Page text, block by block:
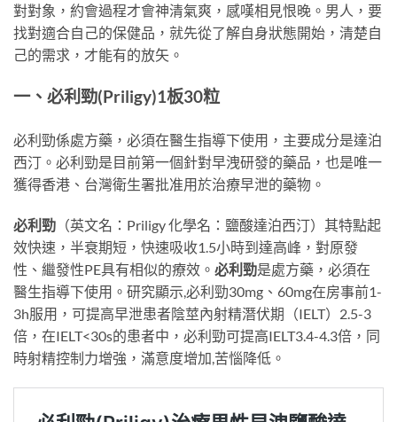
對對象，約會過程才會神清氣爽，感嘆相見恨晚。男人，要
找對適合自己的保健品，就先從了解自身狀態開始，清楚自
己的需求，才能有的放矢。
一、必利勁(Priligy)1板30粒
必利勁係處方藥，必須在醫生指導下使用，主要成分是達泊
西汀。必利勁是目前第一個針對早洩研發的藥品，也是唯一
獲得香港、台灣衛生署批准用於治療早泄的藥物。
必利勁 （英文名：Priligy 化學名：鹽酸達泊西汀）其特點起
效快速，半衰期短，快速吸收1.5小時到達高峰，對原發
性、繼發性PE具有相似的療效。 必利勁是處方藥，必須在
醫生指導下使用。研究顯示,必利勁30mg、60mg在房事前1-
3h服用，可提高早泄患者陰莖內射精潛伏期（IELT）2.5-3
倍，在IELT<30s的患者中，必利勁可提高IELT3.4-4.3倍，同
時射精控制力增強，滿意度增加,苦惱降低。